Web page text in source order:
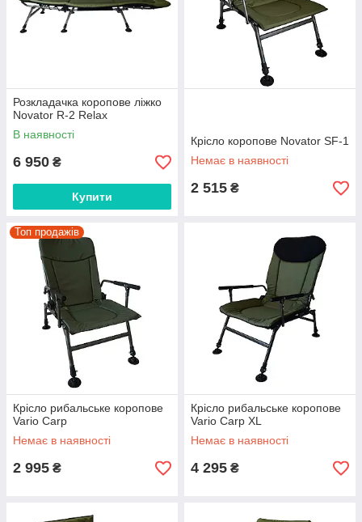
Розкладачка коропове ліжко
Novator R-2 Relax
В наявності
6 950 ₴
Купити
Крісло коропове Novator SF-1
Немає в наявності
2 515 ₴
Топ продажів
Крісло рибальське коропове
Vario Carp
Немає в наявності
2 995 ₴
Крісло рибальське коропове
Vario Carp XL
Немає в наявності
4 295 ₴